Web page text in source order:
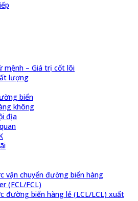
mệnh – Giá trị cốt lõi
lượng
biển
không
địa
vận chuyển đường biển hàng
(FCL/FCL)
đường biển hàng lẻ (LCL/LCL) xuất